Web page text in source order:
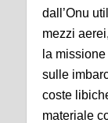
dall’Onu
mezzi
la
sulle
coste
materiale